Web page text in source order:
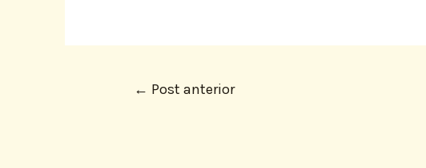
← Post anterior